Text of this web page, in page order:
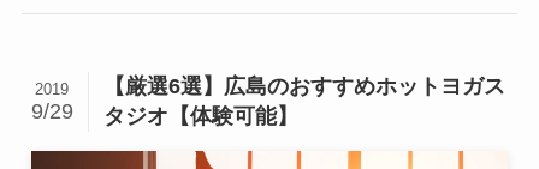
【厳選6選】広島のおすすめホットヨガス
タジオ【体験可能】
2019
9/29